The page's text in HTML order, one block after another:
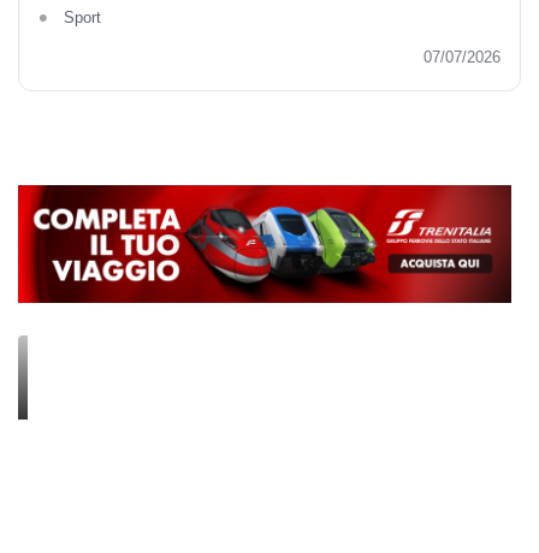
Sport
07/07/2026